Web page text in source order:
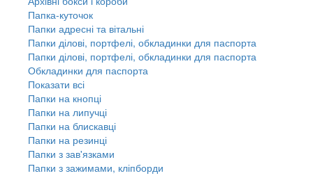
Папка-куточок
Папки адресні та вітальні
Папки ділові, портфелі, обкладинки для паспорта
Папки ділові, портфелі, обкладинки для паспорта
Обкладинки для паспорта
Показати всі
Папки на кнопці
Папки на липучці
Папки на блискавці
Папки на резинці
Папки з зав'язками
Папки з зажимами, кліпборди